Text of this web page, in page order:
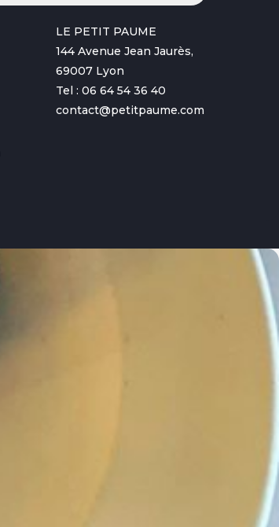
LE PETIT PAUME
144 Avenue Jean Jaurès,
69007 Lyon
Tel : 06 64 54 36 40
contact@petitpaume.com